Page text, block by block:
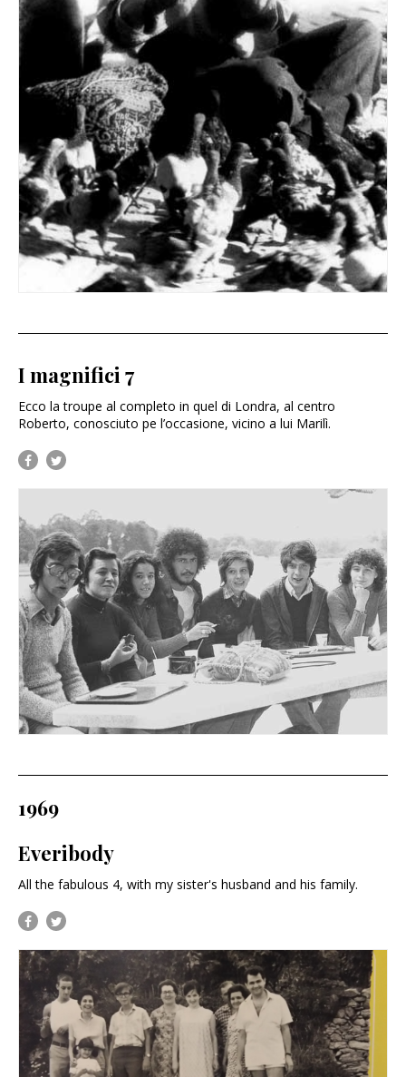
I magnifici 7
Ecco la troupe al completo in quel di Londra, al centro
Roberto, conosciuto pe l’occasione, vicino a lui Marilì.
1969
Everibody
All the fabulous 4, with my sister's husband and his family.